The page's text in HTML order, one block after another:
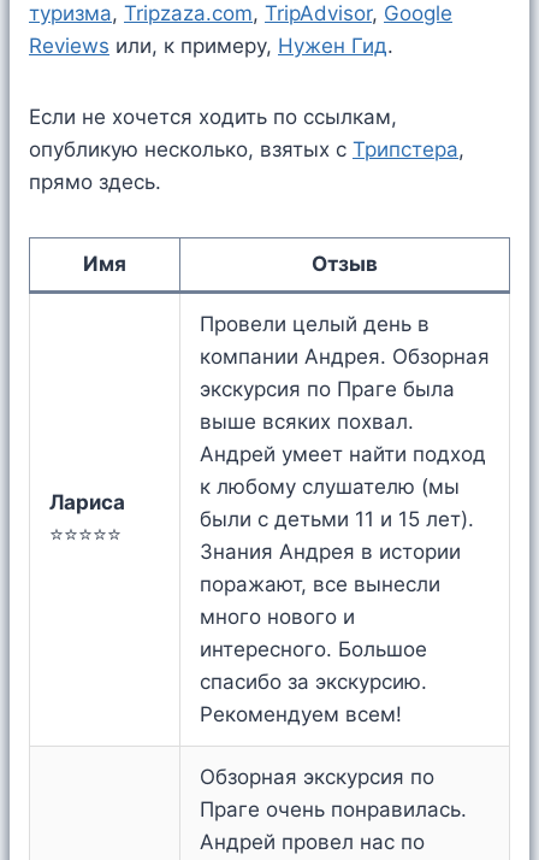
туризма, Tripzaza.com, TripAdvisor, Google
Reviews или, к примеру, Нужен Гид.
Если не хочется ходить по ссылкам,
опубликую несколько, взятых c Трипстера,
прямо здесь.
Имя Отзыв
Лариса
⭐⭐⭐⭐⭐
Провели целый день в
компании Андрея. Обзорная
экскурсия по Праге была
выше всяких похвал.
Андрей умеет найти подход
к любому слушателю (мы
были с детьми 11 и 15 лет).
Знания Андрея в истории
поражают, все вынесли
много нового и
интересного. Большое
спасибо за экскурсию.
Рекомендуем всем!
Обзорная экскурсия по
Праге очень понравилась.
Андрей провел нас по